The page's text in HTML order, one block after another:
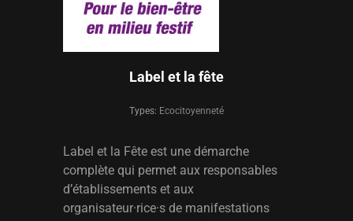
Label et la fête
Types: Ecocitoyenneté
Label et la Fête est une démarche
complète qui permet aux responsables
d’établissements et aux
organisateur·rice·s de manifestations